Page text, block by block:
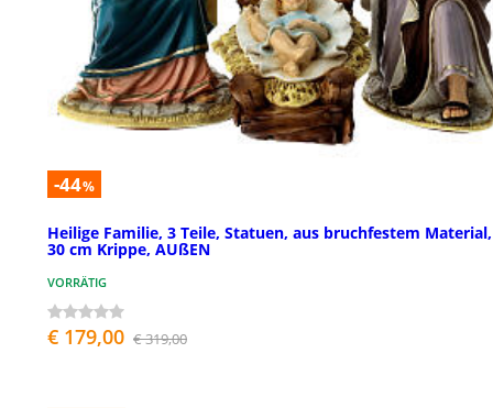
-44%
Heilige Familie, 3 Teile, Statuen, aus bruchfestem
30 cm Krippe, AUßEN
VORRÄTIG
€ 179,00 € 319,00